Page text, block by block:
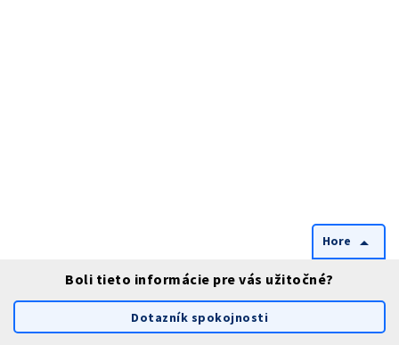
Hore arrow_drop_up
Boli tieto informácie pre vás užitočné?
Dotazník spokojnosti